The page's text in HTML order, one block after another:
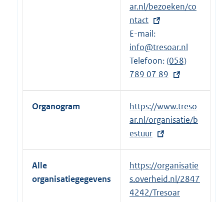
t
e
n
e
i
n
:
ar.nl/bezoeken/co
ntact
E-mail:
info@tresoar.nl
Telefoon:E
x
t
i
n
k
(058)
789 07 89
Organogram
E
x
t
e
r
e
https://www.treso
ar.nl/organisatie/b
estuur
Alle
organisatiegegevens
https://organisatie
s.overheid.nl/2847
4242/Tresoar